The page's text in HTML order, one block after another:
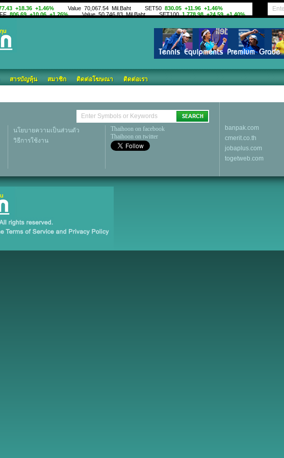
สารบัญหุ้น สมาชิก ติดต่อโฆษณา ติดต่อเรา
นโยบายความเป็นส่วนตัว
วิธีการใช้งาน
Thaihoon on facebook
Thaihoon on twitter
banpak.com
cmerit.co.th
jobaplus.com
togetweb.com